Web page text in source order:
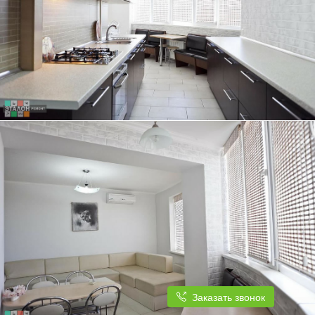
ТРЕХКОМНАТНАЯ КВАРТИРА, 84 КВ.М.
КУХНЯ ПОД ЕДИНОЙ СТОЛЕШНИЦЕЙ ОТЛИЧНО ГАРМОНИРУЕТ С
ДИЗАЙНОМ КВАРТИРЫ
ТРЕХКОМНАТНАЯ КВАРТИРА, 84 КВ.М.
КУХНЯ ПЛАВНО ПЕРЕХОДИТ В СВЕТЛУЮ И ПРОСТОРНУЮ ГОСТИНУЮ
Заказать звонок